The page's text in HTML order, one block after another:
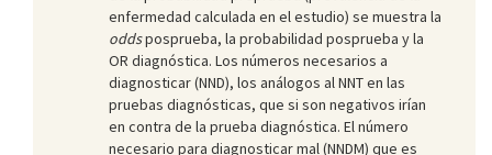
enfermedad calculada en el estudio) se muestra la
oddsposprueba, la probabilidad posprueba y la
OR diagnóstica. Los números necesarios a
diagnosticar (NND), los análogos al NNT en las
pruebas diagnósticas, que si son negativos irían
en contra de la prueba diagnóstica. El número
necesario para diagnosticar mal (NNDM) que es